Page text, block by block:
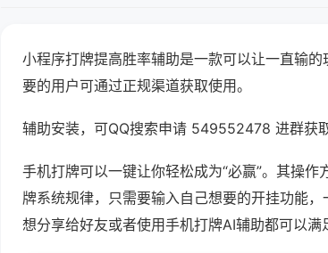
小程序打牌提高胜率辅助是一款可以让一直输
要的用户可通过正规渠道获取使用。
辅助安装，可QQ搜索申请 549552478 进群获
手机打牌可以一键让你轻松成为“必赢”。其操
牌系统规律，只需要输入自己想要的开挂功能
想分享给好友或者使用手机打牌AI辅助都可以满